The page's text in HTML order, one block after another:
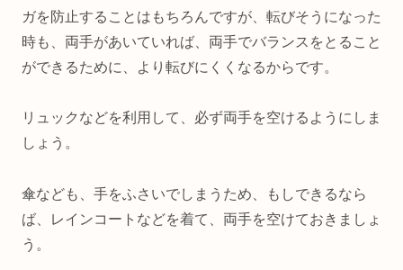
ガを防止することはもちろんですが、転びそうになった
時も、両手があいていれば、両手でバランスをとること
ができるために、より転びにくくなるからです。
リュックなどを利用して、必ず両手を空けるようにしま
しょう。
傘なども、手をふさいでしまうため、もしできるなら
ば、レインコートなどを着て、両手を空けておきましょ
う。